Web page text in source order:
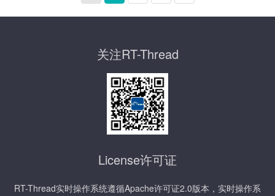
关注RT-Thread
License许可证
RT-Thread实时操作系统遵循Apache许可证2.0版本，实时操作系